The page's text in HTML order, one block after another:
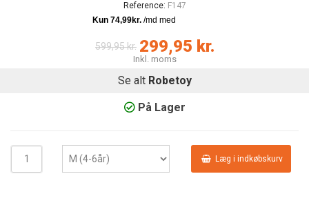
Reference: F147
599,95 kr. 299,95 kr.
Inkl. moms
Se alt Robetoy
På Lager
Læg i indkøbskurv